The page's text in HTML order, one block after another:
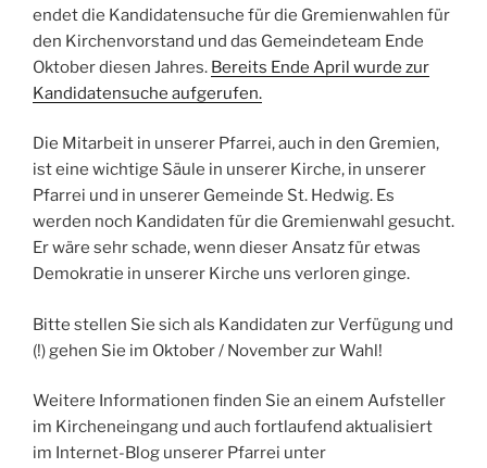
endet die Kandidatensuche für die Gremienwahlen für
den Kirchenvorstand und das Gemeindeteam Ende
Oktober diesen Jahres. Bereits Ende April wurde zur
Kandidatensuche aufgerufen.
Die Mitarbeit in unserer Pfarrei, auch in den Gremien,
ist eine wichtige Säule in unserer Kirche, in unserer
Pfarrei und in unserer Gemeinde St. Hedwig. Es
werden noch Kandidaten für die Gremienwahl gesucht.
Er wäre sehr schade, wenn dieser Ansatz für etwas
Demokratie in unserer Kirche uns verloren ginge.
Bitte stellen Sie sich als Kandidaten zur Verfügung und
(!) gehen Sie im Oktober / November zur Wahl!
Weitere Informationen finden Sie an einem Aufsteller
im Kircheneingang und auch fortlaufend aktualisiert
im Internet-Blog unserer Pfarrei unter